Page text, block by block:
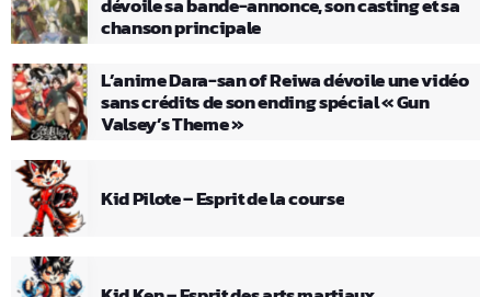
chanson principale
L’anime Dara-san of Reiwa dévoile une vidéo
sans crédits de son ending spécial « Gun
Valsey’s Theme »
Kid Pilote – Esprit de la course